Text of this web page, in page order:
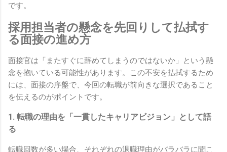
です。
採用担当者の懸念を先回りして払拭す
る面接の進め方
面接官は「またすぐに辞めてしまうのではないか」という懸
念を抱いている可能性があります。この不安を払拭するため
には、面接の序盤で、今回の転職が前向きな選択であること
を伝えるのがポイントです。
1. 転職の理由を「一貫したキャリアビジョン」として語
る
転職回数が多い場合、それぞれの退職理由がバラバラに聞こ